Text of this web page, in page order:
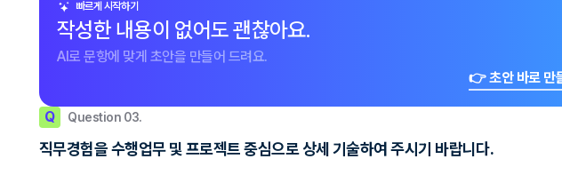
빠르게 시작하기
작성한 내용이 없어도 괜찮아요.
AI로 문항에 맞게 초안을 만들어 드려요.
👉 초안 바로 만
Q Question 03.
직무경험을 수행업무 및 프로젝트 중심으로 상세 기술하여 주시기 바랍니다.